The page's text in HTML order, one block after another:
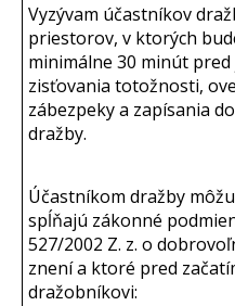
Vyzývam účastníkov
priestorov, v ktorých
minimálne 30 minút
zisťovania totožnosti,
zábezpeky a zapísania
dražby.
Účastníkom dražby
spĺňajú zákonné
527/2002 Z. z. o
znení a ktoré pred
dražobníkovi: